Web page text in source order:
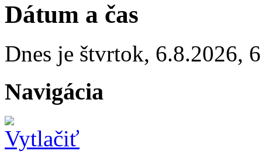
Dátum a čas
Dnes je štvrtok, 6.8.2026,
Navigácia